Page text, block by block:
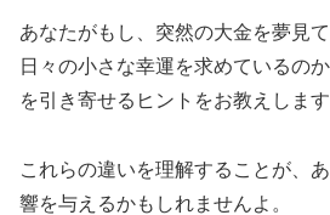
あなたがもし、突然の大金を夢見
日々の小さな幸運を求めているの
を引き寄せるヒントをお教えします
これらの違いを理解することが、
響を与えるかもしれませんよ。